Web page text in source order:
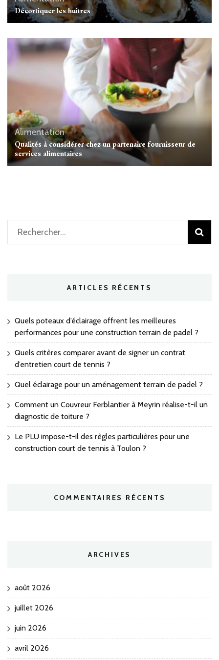
Décortiquer les huitres
Alimentation
Qualités à considérer chez un partenaire fournisseur de
services alimentaires
Rechercher :
ARTICLES RÉCENTS
Quels poteaux d’éclairage offrent les meilleures
performances pour une construction terrain de padel ?
Quels critères comparer avant de signer un contrat
d’entretien court de tennis ?
Quel éclairage pour un aménagement terrain de padel ?
Comment un Couvreur Ferblantier à Meyrin réalise-t-il un
diagnostic de toiture ?
Le PLU impose-t-il des règles particulières pour une
construction court de tennis à Toulon ?
COMMENTAIRES RÉCENTS
ARCHIVES
août 2026
juillet 2026
juin 2026
avril 2026